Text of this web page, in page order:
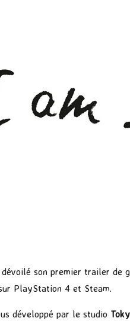
son premier trailer de
PlayStation 4 et Steam.
développé par le studio